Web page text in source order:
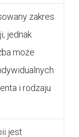
zakres
jednak
może
i rodzaju
jest